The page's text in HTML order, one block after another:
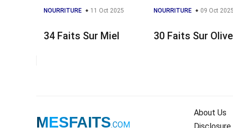
NOURRITURE 11 Oct 2025
34 Faits Sur Miel
NOURRITURE 09 Oct 2025
30 Faits Sur Olive
MESFAITS.COM
About Us